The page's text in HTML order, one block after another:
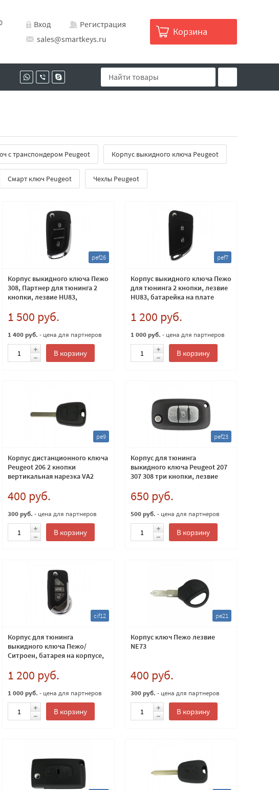
Вход
Регистрация
sales@smartkeys.ru
Корзина
с транспондером Peugeot Корпус выкидного ключа Peugeot
Смарт ключ Peugeot Чехлы Peugeot
pef26
Корпус выкидного ключа Пежо
308, Партнер для тюнинга 2
кнопки, лезвие HU83,
батарейка на корпусе
1 500 руб.
1 400 руб. - цена для партнеров
В корзину
pef7
Корпус выкидного ключа Пежо
для тюнинга 2 кнопки, лезвие
HU83, батарейка на плате
1 200 руб.
1 000 руб. - цена для партнеров
В корзину
pe9
Корпус дистанционного ключа
Peugeot 206 2 кнопки
вертикальная нарезка VA2
400 руб.
300 руб. - цена для партнеров
В корзину
pef23
Корпус для тюнинга
выкидного ключа Peugeot 207
307 308 три кнопки, лезвие
650 руб.
500 руб. - цена для партнеров
В корзину
cif12
Корпус для тюнинга
выкидного ключа Пежо/
Ситроен, батарея на корпусе,
1 200 руб.
1 000 руб. - цена для партнеров
В корзину
pe21
Корпус ключ Пежо лезвие
NE73
400 руб.
300 руб. - цена для партнеров
В корзину